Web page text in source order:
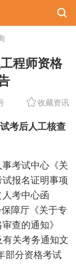
程师资格
收藏资讯
考后人工核查
考试中心《关
报名证明事项
考中心函
障厅《关于专
查的通知》
有关考务通知文
部分资格考试